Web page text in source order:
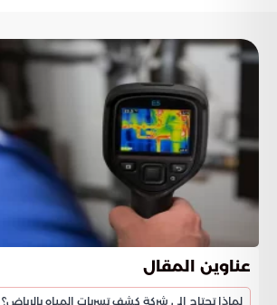
عناوين المقال
لماذا تحتاج إلى شركة كشف تسربات المياه بالرياض؟